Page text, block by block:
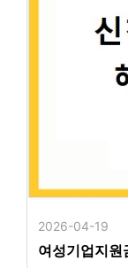
2026-04-19
여성기업지원